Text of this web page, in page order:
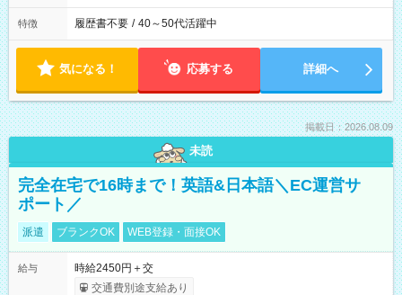
特徴 履歴書不要 / 40～50代活躍中
気になる！ 応募する 詳細へ
掲載日：2026.08.09
未読
完全在宅で16時まで！英語&日本語＼EC運営サ
ポート／
派遣 ブランクOK WEB登録・面接OK
給与
時給2450円＋交
交通費別途支給あり